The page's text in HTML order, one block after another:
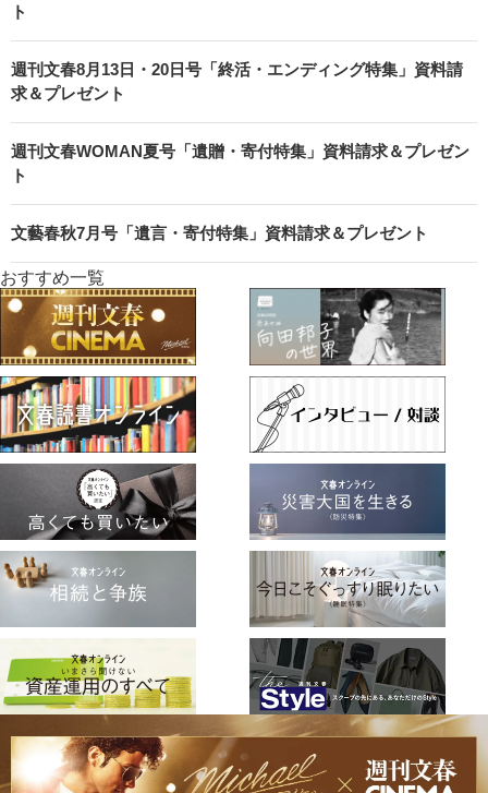
ト
週刊文春8月13日・20日号「終活・エンディング特集」資料請
求＆プレゼント
週刊文春WOMAN夏号「遺贈・寄付特集」資料請求＆プレゼン
ト
文藝春秋7月号「遺言・寄付特集」資料請求＆プレゼント
おすすめ一覧